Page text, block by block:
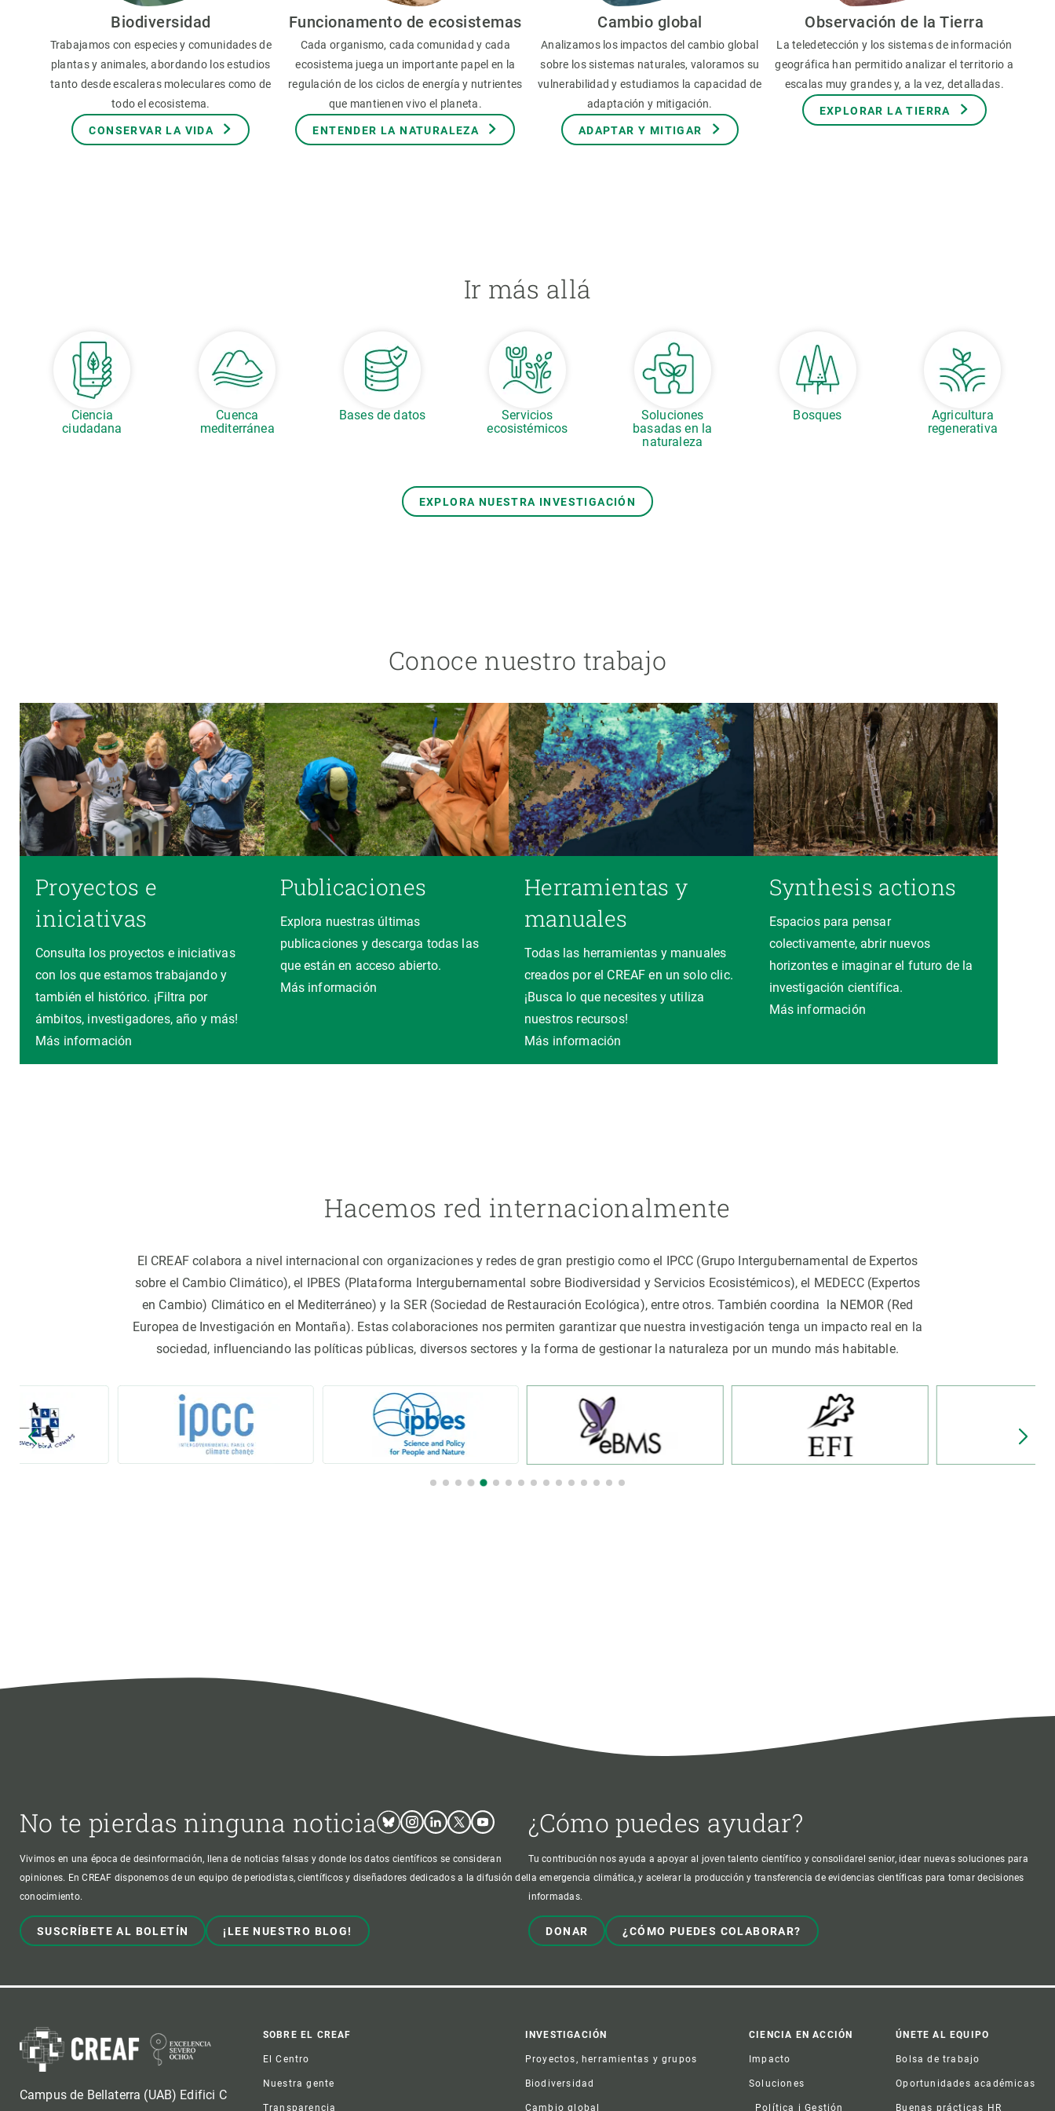
Biodiversidad
Trabajamos con especies y comunidades de
plantas y animales, abordando los estudios
tanto desde escaleras moleculares como de
todo el ecosistema.
CONSERVAR LA VIDA
Funcionamento de ecosistemas
Cada organismo, cada comunidad y cada
ecosistema juega un importante papel en la
regulación de los ciclos de energía y nutrientes
que mantienen vivo el planeta.
ENTENDER LA NATURALEZA
Cambio global
Analizamos los impactos del cambio global
sobre los sistemas naturales, valoramos su
vulnerabilidad y estudiamos la capacidad de
adaptación y mitigación.
ADAPTAR Y MITIGAR
Observación de la Tierra
La teledetección y los sistemas de información
geográfica han permitido analizar el territorio a
escalas muy grandes y, a la vez, detalladas.
EXPLORAR LA TIERRA
Ir más allá
Ciencia
ciudadana
Cuenca
mediterránea
Bases de datos
Servicios
ecosistémicos
Soluciones
basadas en la
naturaleza
Bosques
Agricultura
regenerativa
EXPLORA NUESTRA INVESTIGACIÓN
Conoce nuestro trabajo
Proyectos e
iniciativas
Consulta los proyectos e iniciativas
con los que estamos trabajando y
también el histórico. ¡Filtra por
ámbitos, investigadores, año y más!
Más información
Publicaciones
Explora nuestras últimas
publicaciones y descarga todas las
que están en acceso abierto.
Más información
Herramientas y
manuales
Todas las herramientas y manuales
creados por el CREAF en un solo clic.
¡Busca lo que necesites y utiliza
nuestros recursos!
Más información
Synthesis actions
Espacios para pensar
colectivamente, abrir nuevos
horizontes e imaginar el futuro de la
investigación científica.
Más información
Hacemos red internacionalmente
El CREAF colabora a nivel internacional con organizaciones y redes de gran prestigio como el IPCC (Grupo Intergubernamental de Expertos
sobre el Cambio Climático), el IPBES (Plataforma Intergubernamental sobre Biodiversidad y Servicios Ecosistémicos), el MEDECC (Expertos
en Cambio) Climático en el Mediterráneo) y la SER (Sociedad de Restauración Ecológica), entre otros. También coordina la NEMOR (Red
Europea de Investigación en Montaña). Estas colaboraciones nos permiten garantizar que nuestra investigación tenga un impacto real en la
sociedad, influenciando las políticas públicas, diversos sectores y la forma de gestionar la naturaleza por un mundo más habitable.
No te pierdas ninguna noticiaBlueskyInstagram
LinkedinTwitterYoutube
Vivimos en una época de desinformación, llena de noticias falsas y donde los datos científicos se consideran
opiniones. En CREAF disponemos de un equipo de periodistas, científicos y diseñadores dedicados a la difusión del
conocimiento.
SUSCRÍBETE AL BOLETÍN ¡LEE NUESTRO BLOG!
¿Cómo puedes ayudar?
Tu contribución nos ayuda a apoyar al joven talento científico y consolidarel senior, idear nuevas soluciones para
la emergencia climática, y acelerar la producción y transferencia de evidencias científicas para tomar decisiones
informadas.
DONAR ¿CÓMO PUEDES COLABORAR?
Campus de Bellaterra (UAB) Edifici C
Footer
SOBRE EL CREAF
El Centro
Nuestra gente
Transparencia
INVESTIGACIÓN
Proyectos, herramientas y grupos
Biodiversidad
Cambio global
CIENCIA EN ACCIÓN
Impacto
Soluciones
Política i Gestión
ÚNETE AL EQUIPO
Bolsa de trabajo
Oportunidades académicas
Buenas prácticas HR
Observación de la Tierra